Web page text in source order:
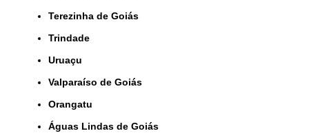
Terezinha de Goiás
Trindade
Uruaçu
Valparaíso de Goiás
orangatu
Águas Lindas de Goiás